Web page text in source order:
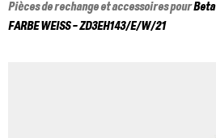
Pièces de rechange et accessoires pourBeta
FARBE WEISS - ZD3EH143/E/W/21